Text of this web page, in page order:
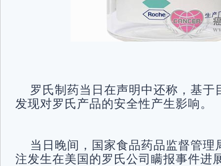
罗氏制药当日在声明中还称，基于
发现对罗氏产品的安全性产生影响。
当日晚间，国家食品药品监督管理
注发生在美国的罗氏公司瞒报事件进